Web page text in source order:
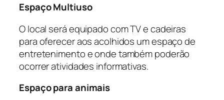
Espaço Multiuso
O local será equipado com TV e cadeiras
para oferecer aos acolhidos um espaço de
entretenimento e onde também poderão
ocorrer atividades informativas.
Espaço para animais